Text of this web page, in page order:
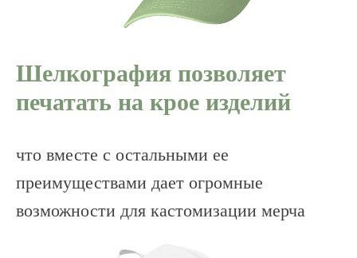
Шелкография позволяет
печатать на крое изделий
что вместе с остальными ее
преимуществами дает огромные
возможности для кастомизации мерча